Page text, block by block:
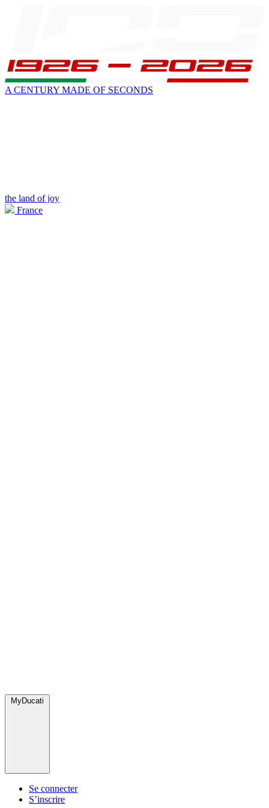
A CENTURY MADE OF SECONDS
the land of joy
France
MyDucati
Se connecter
S’inscrire